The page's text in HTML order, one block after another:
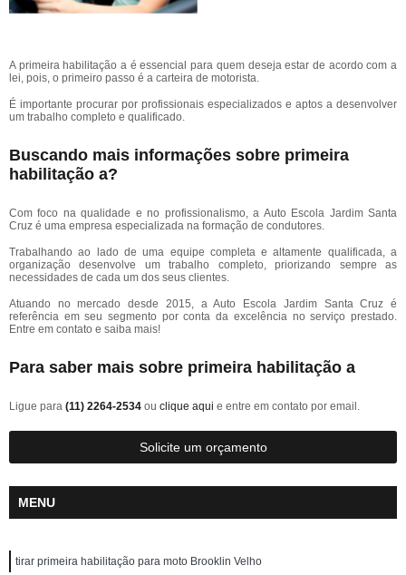
A primeira habilitação a é essencial para quem deseja estar de acordo com a
lei, pois, o primeiro passo é a carteira de motorista.
É importante procurar por profissionais especializados e aptos a desenvolver
um trabalho completo e qualificado.
Buscando mais informações sobre primeira
habilitação a?
Com foco na qualidade e no profissionalismo, a Auto Escola Jardim Santa
Cruz é uma empresa especializada na formação de condutores.
Trabalhando ao lado de uma equipe completa e altamente qualificada, a
organização desenvolve um trabalho completo, priorizando sempre as
necessidades de cada um dos seus clientes.
Atuando no mercado desde 2015, a Auto Escola Jardim Santa Cruz é
referência em seu segmento por conta da excelência no serviço prestado.
Entre em contato e saiba mais!
Para saber mais sobre primeira habilitação a
Ligue para (11) 2264-2534 ou clique aqui e entre em contato por email.
Solicite um orçamento
MENU
tirar primeira habilitação para moto Brooklin Velho